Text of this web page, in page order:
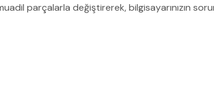
parçalarla değiştirerek, bilgisayarınızın